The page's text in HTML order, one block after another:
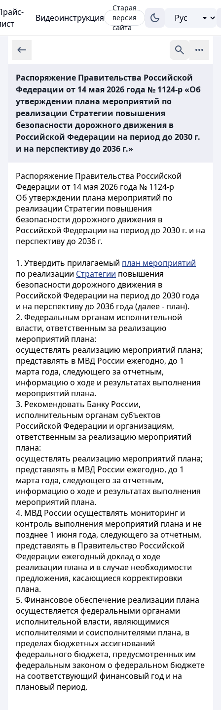
Видеоинструкция
Старая
версия
сайта
Распоряжение Правительства Российской
Федерации от 14 мая 2026 года № 1124-р «Об
утверждении плана мероприятий по
реализации Стратегии повышения
безопасности дорожного движения в
Российской Федерации на период до 2030 г.
и на перспективу до 2036 г.»
Распоряжение Правительства Российской
Федерации от 14 мая 2026 года № 1124-р
Об утверждении плана мероприятий по
реализации Стратегии повышения
безопасности дорожного движения в
Российской Федерации на период до 2030 г. и на
перспективу до 2036 г.
1. Утвердить прилагаемый план мероприятий
по реализации Стратегии повышения
безопасности дорожного движения в
Российской Федерации на период до 2030 года
и на перспективу до 2036 года (далее - план).
2. Федеральным органам исполнительной
власти, ответственным за реализацию
мероприятий плана:
осуществлять реализацию мероприятий плана;
представлять в МВД России ежегодно, до 1
марта года, следующего за отчетным,
информацию о ходе и результатах выполнения
мероприятий плана.
3. Рекомендовать Банку России,
исполнительным органам субъектов
Российской Федерации и организациям,
ответственным за реализацию мероприятий
плана:
осуществлять реализацию мероприятий плана;
представлять в МВД России ежегодно, до 1
марта года, следующего за отчетным,
информацию о ходе и результатах выполнения
мероприятий плана.
4. МВД России осуществлять мониторинг и
контроль выполнения мероприятий плана и не
позднее 1 июня года, следующего за отчетным,
представлять в Правительство Российской
Федерации ежегодный доклад о ходе
реализации плана и в случае необходимости
предложения, касающиеся корректировки
плана.
5. Финансовое обеспечение реализации плана
осуществляется федеральными органами
исполнительной власти, являющимися
исполнителями и соисполнителями плана, в
пределах бюджетных ассигнований
федерального бюджета, предусмотренных им
федеральным законом о федеральном бюджете
на соответствующий финансовый год и на
плановый период.